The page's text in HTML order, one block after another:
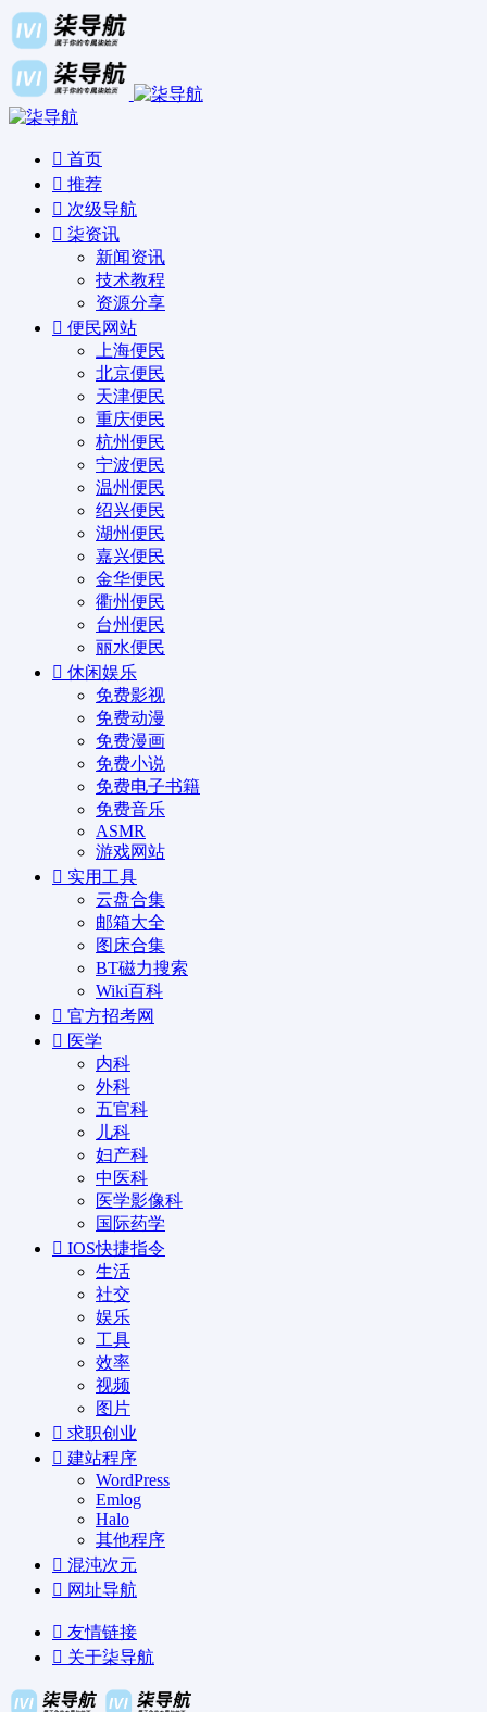
首页
推荐
次级导航
柒资讯
新闻资讯
技术教程
资源分享
便民网站
上海便民
北京便民
天津便民
重庆便民
杭州便民
宁波便民
温州便民
绍兴便民
湖州便民
嘉兴便民
金华便民
衢州便民
台州便民
丽水便民
休闲娱乐
免费影视
免费动漫
免费漫画
免费小说
免费电子书籍
免费音乐
ASMR
游戏网站
实用工具
云盘合集
邮箱大全
图床合集
BT磁力搜索
Wiki百科
官方招考网
医学
内科
外科
五官科
儿科
妇产科
中医科
医学影像科
国际药学
IOS快捷指令
生活
社交
娱乐
工具
效率
视频
图片
求职创业
建站程序
WordPress
Emlog
Halo
其他程序
混沌次元
网址导航
友情链接
关于柒导航